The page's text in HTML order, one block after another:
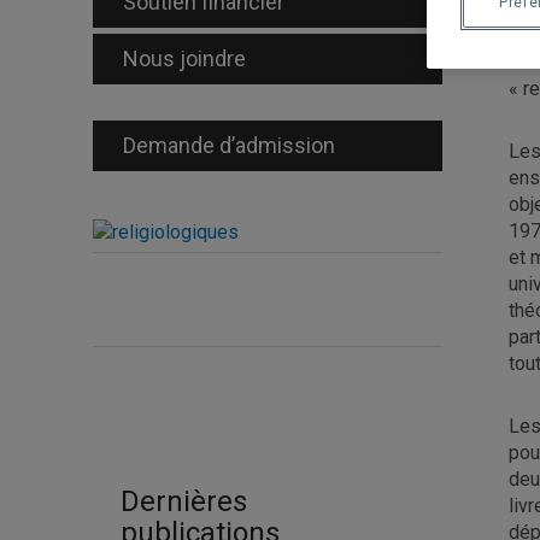
Nous joindre
Demande d’admission
Dernières
publications
«
et